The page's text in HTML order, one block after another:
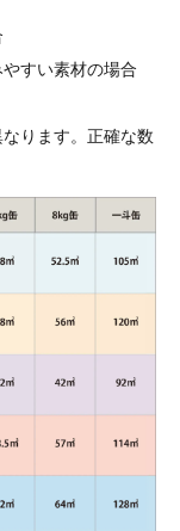
すい素材の場合
ります。正確な数